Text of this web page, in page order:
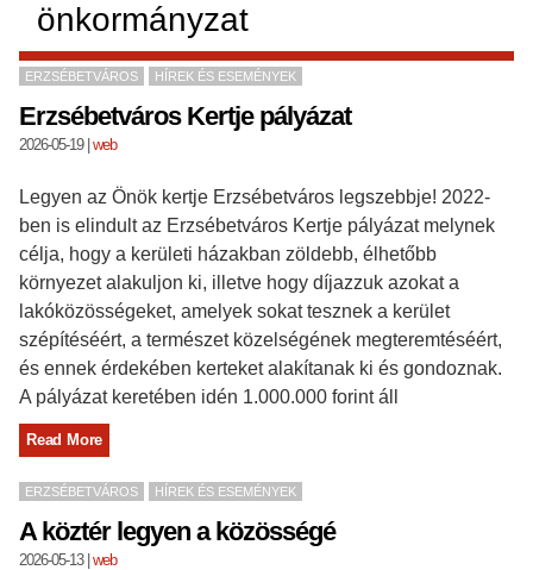
önkormányzat
ERZSÉBETVÁROS HÍREK ÉS ESEMÉNYEK
Erzsébetváros Kertje pályázat
2026-05-19| web
Legyen az Önök kertje Erzsébetváros legszebbje! 2022-
ben is elindult az Erzsébetváros Kertje pályázat melynek
célja, hogy a kerületi házakban zöldebb, élhetőbb
környezet alakuljon ki, illetve hogy díjazzuk azokat a
lakóközösségeket, amelyek sokat tesznek a kerület
szépítéséért, a természet közelségének megteremtéséért,
és ennek érdekében kerteket alakítanak ki és gondoznak.
A pályázat keretében idén 1.000.000 forint áll
Read More
ERZSÉBETVÁROS HÍREK ÉS ESEMÉNYEK
A köztér legyen a közösségé
2026-05-13| web